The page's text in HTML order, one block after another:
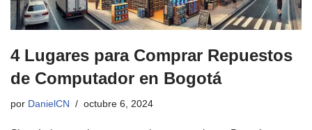
4 Lugares para Comprar Repuestos
de Computador en Bogotá
por DanielCN octubre 6, 2024